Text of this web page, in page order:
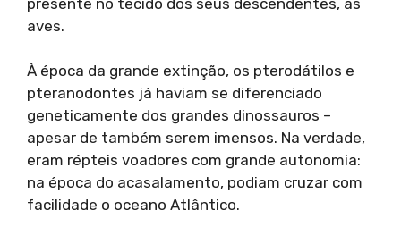
aves.
À época da grande extinção, os pterodátilos e
pteranodontes já haviam se diferenciado
geneticamente dos grandes dinossauros –
apesar de também serem imensos. Na verdade,
eram répteis voadores com grande autonomia:
na época do acasalamento, podiam cruzar com
facilidade o oceano Atlântico.